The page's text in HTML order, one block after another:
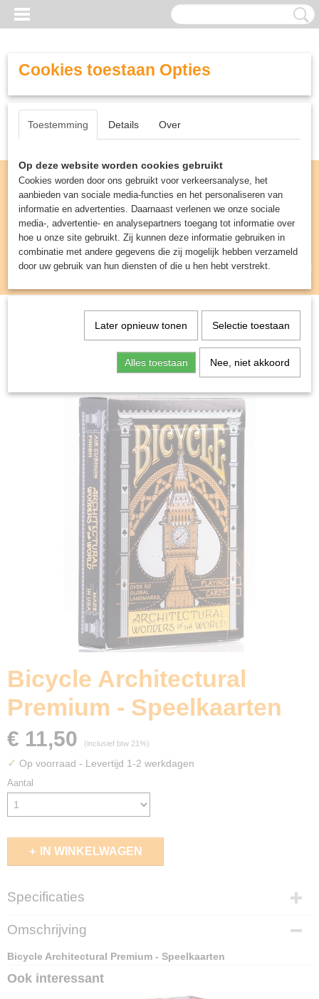
Inloggen Registreren
UW WINKELWAGEN
(0)
Spellen & Puzzels> Bicycle Architectural
Premium - Speelkaarten
Bicycle Architectural
Premium - Speelkaarten
€ 11,50 (inclusief btw 21%)
✓ Op voorraad - Levertijd 1-2 werkdagen
Aantal
IN WINKELWAGEN
Specificaties
EAN code
073854025413
Omschrijving
Bicycle Architectural Premium - Speelkaarten
Ook interessant
Cookies toestaan Opties
Toestemming Details Over
Op deze website worden cookies gebruikt
Cookies worden door ons gebruikt voor verkeersanalyse, het
aanbieden van sociale media-functies en het personaliseren van
informatie en advertenties. Daarnaast verlenen we onze sociale
media-, advertentie- en analysepartners toegang tot informatie over
hoe u onze site gebruikt. Zij kunnen deze informatie gebruiken in
combinatie met andere gegevens die zij mogelijk hebben verzameld
door uw gebruik van hun diensten of die u hen hebt verstrekt.
Later opnieuw tonen Selectie toestaan
Alles toestaan Nee, niet akkoord